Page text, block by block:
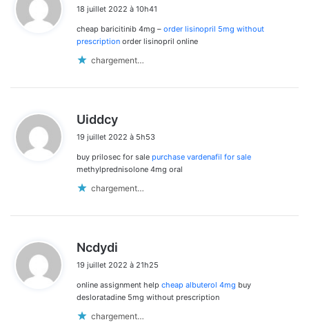
t
:
18 juillet 2022 à 10h41
cheap baricitinib 4mg – order lisinopril 5mg without
prescription order lisinopril online
chargement…
Uiddcy
t
:
19 juillet 2022 à 5h53
buy prilosec for sale purchase vardenafil for sale
methylprednisolone 4mg oral
chargement…
Ncdydi
t
:
19 juillet 2022 à 21h25
online assignment help cheap albuterol 4mg buy
desloratadine 5mg without prescription
chargement…